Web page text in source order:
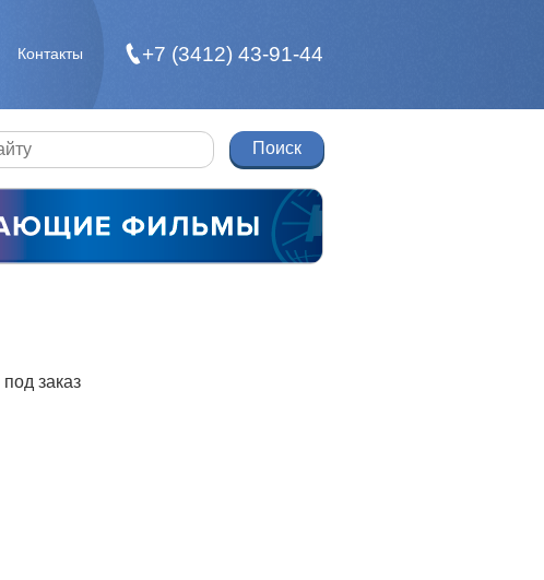
Контакты +7 (3412) 43-91-44
под заказ